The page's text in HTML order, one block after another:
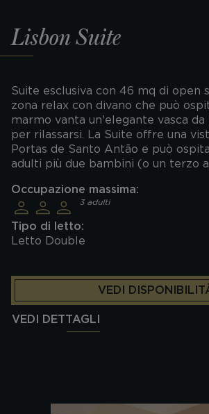
Lisbon Suite
Suite esclusiva con 46 mq di open
zona relax con divano che può
marmo vanta un'elegante vasca da
per rilassarsi. La Suite offre una
Portas de Santo Antão e può
adulti più due bambini (o un terzo
Occupazione massima:
3 adulti
Tipo di letto:
Letto Double
VEDI
VEDI DETTAGLI